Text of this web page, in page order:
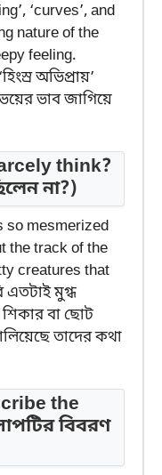
‘curves’, and
nature of the
feeling.
অভিপ্রায়’
ভাব জাগিয়ে
think?
না?)
so mesmerized
the track of the
creatures that
এতটাই মুগ্ধ
শিকার বা ছোট
তাদের কথা
the
বিবরণ